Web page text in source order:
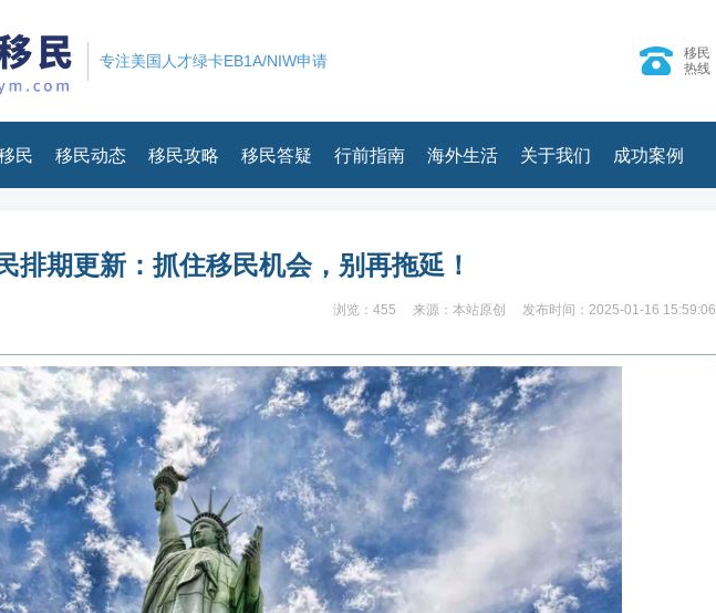
专注美国人才绿卡EB1A/NIW申请
移民
热线
民 移民动态 移民攻略 移民答疑 行前指南 海外生活 关于我们 成功案例
排期更新：抓住移民机会，别再拖延！
浏览：455 来源：本站原创 发布时间：2025-01-16 15:59:06